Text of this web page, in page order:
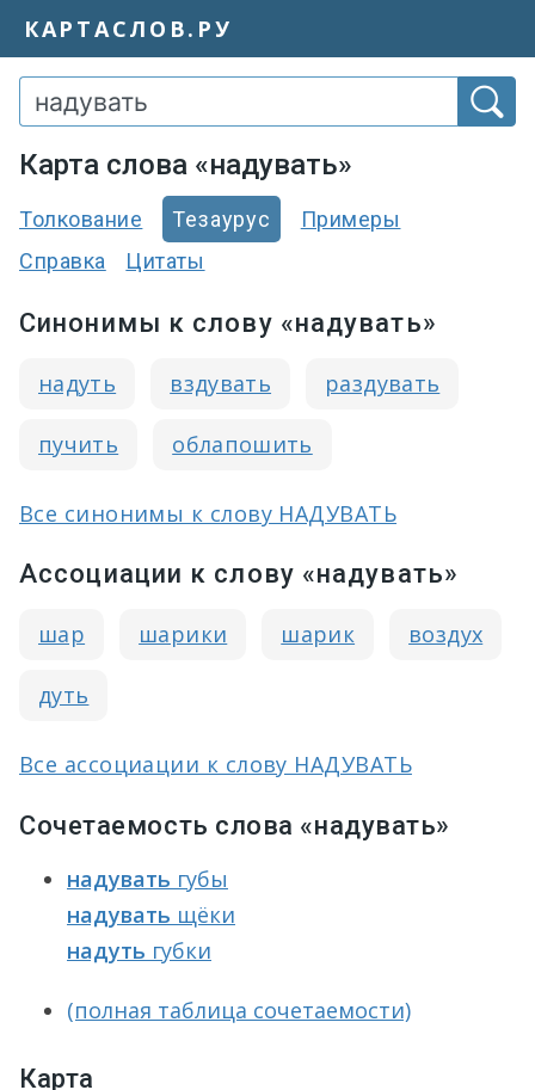
КАРТАСЛОВ.РУ
Карта слова «надувать»
Толкование Тезаурус
Примеры
Справка
Цитаты
Синонимы к слову «надувать»
надуть вздувать раздувать
пучить облапошить
Все синонимы к слову НАДУВАТЬ
Ассоциации к слову «надувать»
шар шарики шарик воздух
дуть
Все ассоциации к слову НАДУВАТЬ
Сочетаемость слова «надувать»
надувать губы
надувать щёки
надуть губки
(полная таблица сочетаемости)
Карта